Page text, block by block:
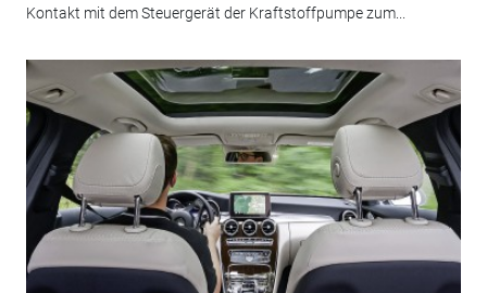
Kontakt mit dem Steuergerät der Kraftstoffpumpe zum...